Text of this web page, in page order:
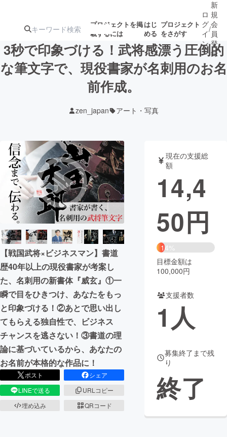
プロジェクトを掲
載するには
はじ
める
プロジェクト
をさがす
注目の新着プロ募集終了が近いプ
テクノロジー・ガジェット
映像・映画 書籍・雑誌
ビジネス・起業 チャレンジ
まちづくり・地域活性化
CAMPFIRE for Social Good
CAMPFIRE Creation
CAMPFIREふるさと納税machi-ya コミュニティ
ロ
グ
イ
ン
/
新
規
会
員
登
録
3秒で印象づける！武将感漂う圧倒的
な筆文字で、現役書家が名刺用のお名
前作成。
zen_japan アート・写真
【戦国武将×ビジネスマン】書道
歴40年以上の現役書家が考案し
た、名刺用の新書体『威玄』①一
瞬で目をひきつけ、あなたをもっ
と印象づける！②あとで思い出し
てもらえる独自性で、ビジネス
チャンスを逃さない！③書道の理
論に基づいているから、あなたの
お名前が本格的な作品に！
ポスト
シェア
LINEで送る
URLコピー
埋め込み
QRコード
現在の支援総
額
14,4
50円
14%
目標金額は
100,000円
支援者数
1人
募集終了まで残
り
終了